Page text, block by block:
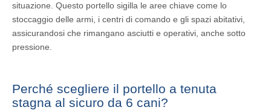
situazione. Questo portello sigilla le aree chiave come lo
stoccaggio delle armi, i centri di comando e gli spazi abitativi,
assicurandosi che rimangano asciutti e operativi, anche sotto
pressione.
Perché scegliere il portello a tenuta
stagna al sicuro da 6 cani?